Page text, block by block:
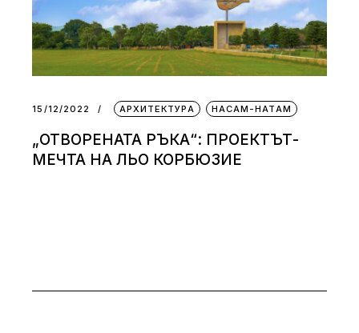
15/12/2022 АРХИТЕКТУРА НАСАМ-НАТАМ
„ОТВОРЕНАТА РЪКА“: ПРОЕКТЪТ-
МЕЧТА НА ЛЬО КОРБЮЗИЕ